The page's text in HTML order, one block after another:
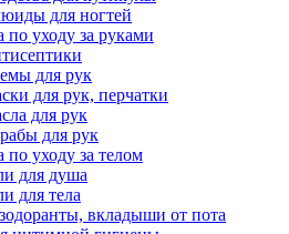
для ногтей
по уходу за руками
для рук
для рук, перчатки
для рук
для рук
по уходу за телом
для душа
для тела
вкладыши от пота